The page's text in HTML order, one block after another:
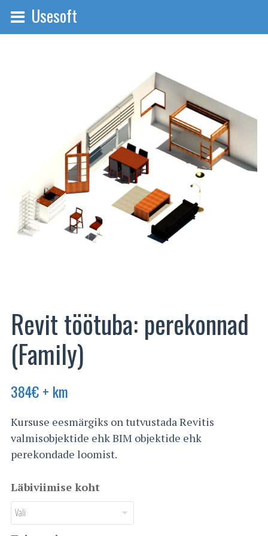
Usesoft
Revit töötuba: perekonnad
(Family)
384€+ km
Kursuse eesmärgiks on tutvustada Revitis
valmisobjektide ehk BIM objektide ehk
perekondade loomist.
Läbiviimise koht